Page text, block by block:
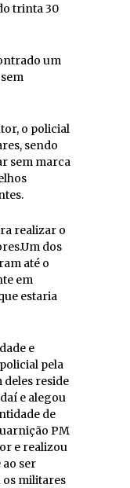
trinta 30
um
o policial
sendo
sem marca
realizar o
dos
até o
em
pela
reside
e alegou
de
PM
e realizou
os militares